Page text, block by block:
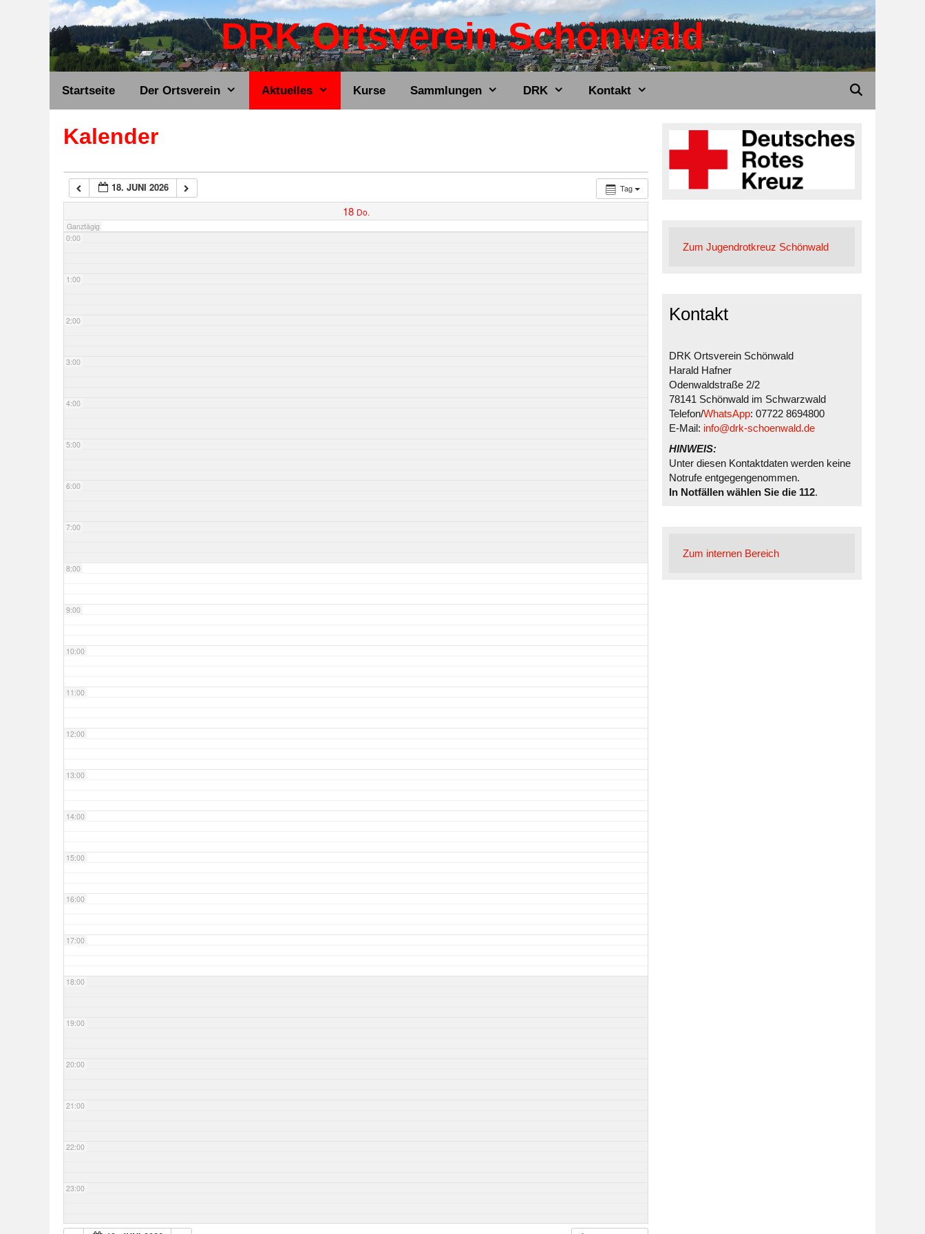
DRK Ortsverein Schönwald
Startseite Der Ortsverein Aktuelles Kurse Sammlungen DRK Kontakt
Kalender
Tag
18. JUNI 2026
18 Do.
Ganztägig
0:00
1:00
2:00
3:00
4:00
5:00
6:00
7:00
8:00
9:00
10:00
11:00
12:00
13:00
14:00
15:00
16:00
17:00
18:00
19:00
20:00
21:00
22:00
23:00
Zum Jugendrotkreuz Schönwald
Kontakt
DRK Ortsverein Schönwald
Harald Hafner
Odenwaldstraße 2/2
78141 Schönwald im Schwarzwald
Telefon/WhatsApp: 07722 8694800
E-Mail: info@drk-schoenwald.de
HINWEIS:
Unter diesen Kontaktdaten werden keine
Notrufe entgegengenommen.
In Notfällen wählen Sie die 112.
Zum internen Bereich